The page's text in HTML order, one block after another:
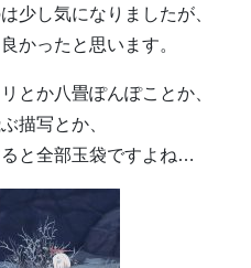
少し気になりましたが、
かったと思います。
とか八畳ぽんぽことか、
描写とか、
と全部玉袋ですよね…